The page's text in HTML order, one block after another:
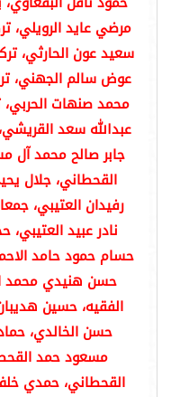
مرضي عايد الرويلي،
سعيد عون الحارثي،
عوض سالم الجهني،
محمد صنهات الحربي،
عبدالله سعد
جابر صالح محمد آل
القحطاني، جلال
رفيدان العتيبي،
نادر عبيد
حسام حمود حامد
حسن هنيدي محمد
الفقيه، حسين
حسن الخالدي،
مسعود حمد
القحطاني، حمدي